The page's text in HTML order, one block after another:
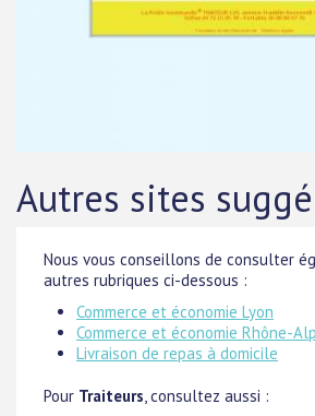
Autres sites
Nous vous conseillons de consulter
autres rubriques ci-dessous :
Commerce et économie Lyon
Commerce et économie Rhône-
Livraison de repas à domicile
Pour Traiteurs, consultez aussi :